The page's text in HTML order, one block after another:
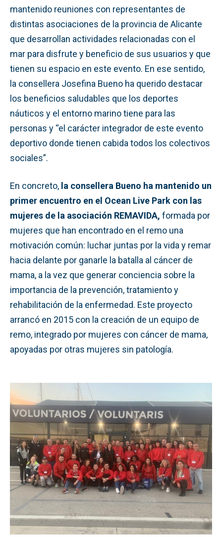
mantenido reuniones con representantes de
distintas asociaciones de la provincia de Alicante
que desarrollan actividades relacionadas con el
mar para disfrute y beneficio de sus usuarios y que
tienen su espacio en este evento. En ese sentido,
la consellera Josefina Bueno ha querido destacar
los beneficios saludables que los deportes
náuticos y el entorno marino tiene para las
personas y “el carácter integrador de este evento
deportivo donde tienen cabida todos los colectivos
sociales”.
En concreto, la consellera Bueno ha mantenido un
primer encuentro en el Ocean Live Park con las
mujeres de la asociación REMAVIDA, formada por
mujeres que han encontrado en el remo una
motivación común: luchar juntas por la vida y remar
hacia delante por ganarle la batalla al cáncer de
mama, a la vez que generar conciencia sobre la
importancia de la prevención, tratamiento y
rehabilitación de la enfermedad. Este proyecto
arrancó en 2015 con la creación de un equipo de
remo, integrado por mujeres con cáncer de mama,
apoyadas por otras mujeres sin patología.